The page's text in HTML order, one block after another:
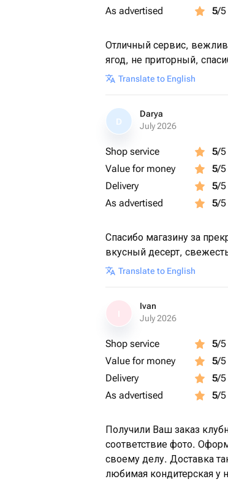
As advertised
5/5
Отличный сервис,
ягод, не приторный,
Translate to English
D
Darya
July 2026
Shop service 5/5
Value for money
5/5
Delivery
5/5
As advertised
5/5
Спасибо магазину за
вкусный десерт,
Translate to English
Ivan
July 2026
Shop service 5/5
Value for money
5/5
Delivery
5/5
As advertised
5/5
Получили Ваш заказ
соответствие фото.
своему делу. Доставка
любимая кондитерская у